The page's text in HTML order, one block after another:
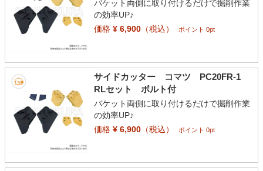
バケット両側に取り付けるだけで掘削作業
の効率UP♪
価格¥ 6,900（税込） ポイント 0pt
サイドカッター コマツ PC20FR-1
RLセット ボルト付
バケット両側に取り付けるだけで掘削作業
の効率UP♪
価格¥ 6,900（税込） ポイント 0pt